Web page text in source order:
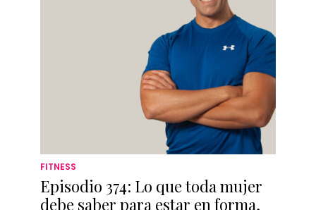
FITNESS
Episodio 374: Lo que toda mujer
debe saber para estar en forma,